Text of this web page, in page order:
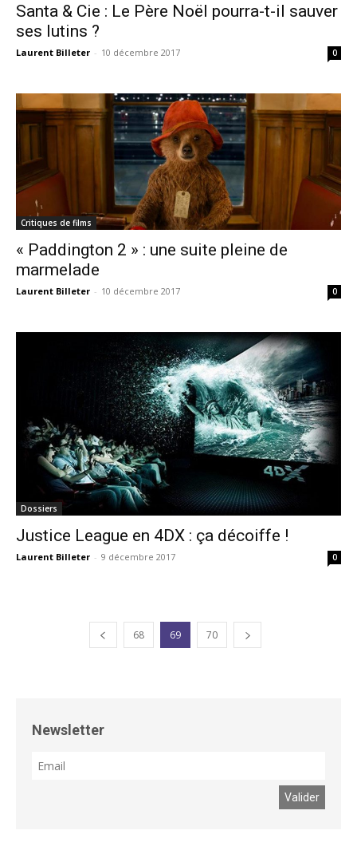
Santa & Cie : Le Père Noël pourra-t-il sauver
ses lutins ?
Laurent Billeter - 10 décembre 2017 0
Critiques de films
« Paddington 2 » : une suite pleine de
marmelade
Laurent Billeter - 10 décembre 2017 0
Dossiers
Justice League en 4DX : ça décoiffe !
Laurent Billeter - 9 décembre 2017 0
68 69 70
Newsletter